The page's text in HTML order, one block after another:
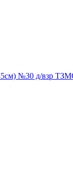
№30 д/взр